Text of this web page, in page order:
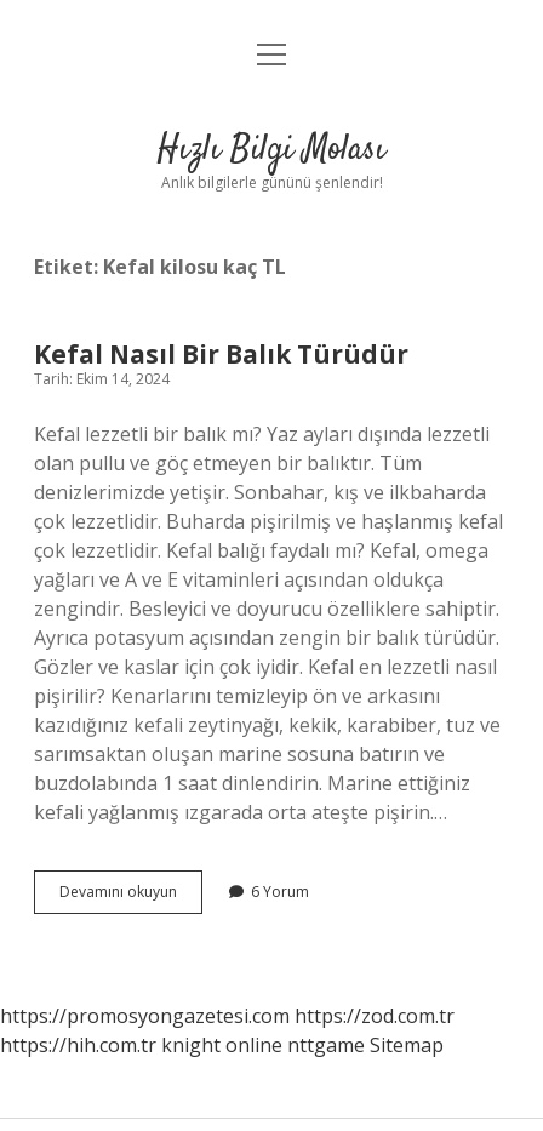
Anasayfa
Yasal Uyarı
menüyü
Hızlı Bilgi Molası
Anlık bilgilerle gününü şenlendir!
Etiket: Kefal kilosu kaç TL
Kefal Nasıl Bir Balık Türüdür
Tarih: Ekim 14, 2024
Kefal lezzetli bir balık mı? Yaz ayları dışında lezzetli
olan pullu ve göç etmeyen bir balıktır. Tüm
denizlerimizde yetişir. Sonbahar, kış ve ilkbaharda
çok lezzetlidir. Buharda pişirilmiş ve haşlanmış kefal
çok lezzetlidir. Kefal balığı faydalı mı? Kefal, omega
yağları ve A ve E vitaminleri açısından oldukça
zengindir. Besleyici ve doyurucu özelliklere sahiptir.
Ayrıca potasyum açısından zengin bir balık türüdür.
Gözler ve kaslar için çok iyidir. Kefal en lezzetli nasıl
pişirilir? Kenarlarını temizleyip ön ve arkasını
kazıdığınız kefali zeytinyağı, kekik, karabiber, tuz ve
sarımsaktan oluşan marine sosuna batırın ve
buzdolabında 1 saat dinlendirin. Marine ettiğiniz
kefali yağlanmış ızgarada orta ateşte pişirin.…
Devamını okuyun
Nasıl
6 Yorum
https://promosyongazetesi.com https://zod.com.tr
https://hih.com.tr knight online nttgame Sitemap